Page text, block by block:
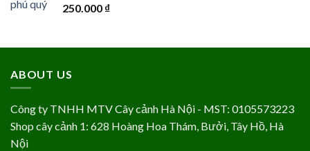
250.000 ₫
ABOUT US
Công ty TNHH MTV Cây cảnh Hà Nội - MST: 0105573223
Shop cây cảnh 1: 628 Hoàng Hoa Thám, Bưởi, Tây Hồ, Hà
Nội